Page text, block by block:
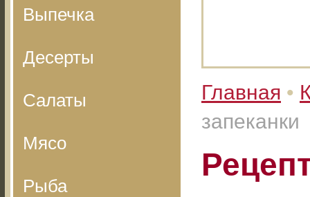
Выпечка
Десерты
Салаты
Мясо
Рыба
Главная •
запеканки